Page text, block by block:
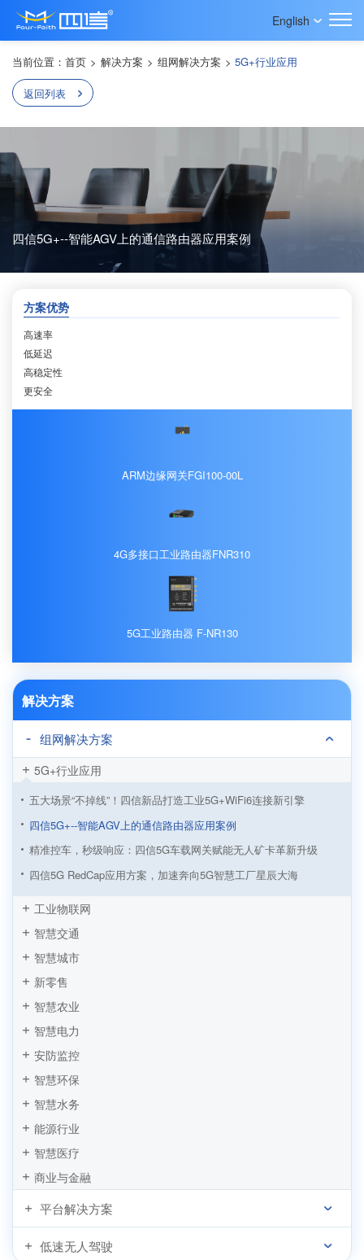
English
当前位置： 首页 > 解决方案 > 组网解决方案 > 5G+行业应用
返回列表
四信5G+--智能AGV上的通信路由器应用案例
方案优势
高速率
低延迟
高稳定性
更安全
ARM边缘网关FGI100-00L
4G多接口工业路由器FNR310
5G工业路由器 F-NR130
解决方案
组网解决方案
5G+行业应用
五大场景“不掉线”！四信新品打造工业5G+WiFi6连接新引擎
四信5G+--智能AGV上的通信路由器应用案例
精准控车，秒级响应：四信5G车载网关赋能无人矿卡革新升级
四信5G RedCap应用方案，加速奔向5G智慧工厂星辰大海
四信5G工业路由器助力5G LAN智慧工厂应用方案加速落地
5G工业路由器智慧塔吊无线监测方案，四信让施工安全看得见
5G+智慧工厂数据采集监控方案 “数字工厂”到“物联工厂”
AGV小车基于四信5G工业路由器的应用
工业机器人远程监控系统方案
工业物联网
智慧交通
智慧城市
新零售
智慧农业
智慧电力
安防监控
智慧环保
智慧水务
能源行业
智慧医疗
商业与金融
平台解决方案
低速无人驾驶